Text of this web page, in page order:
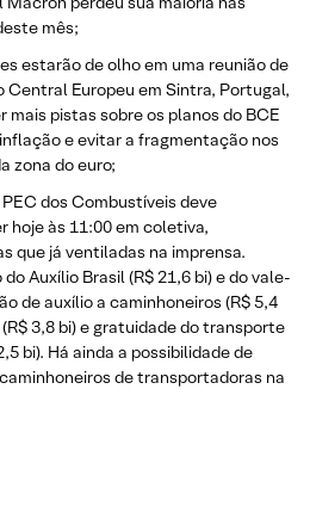
mês;
estarão de olho em uma reunião de
Central Europeu em Sintra, Portugal,
mais pistas sobre os planos do BCE
e evitar a fragmentação nos
zona do euro;
dos Combustíveis deve
hoje às 11:00 em coletiva,
que já ventiladas na imprensa.
Auxílio Brasil (R$ 21,6 bi) e do vale-
de auxílio a caminhoneiros (R$ 5,4
3,8 bi) e gratuidade do transporte
bi). Há ainda a possibilidade de
de transportadoras na